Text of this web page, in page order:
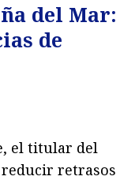
del Mar:
de
el titular del
retrasos